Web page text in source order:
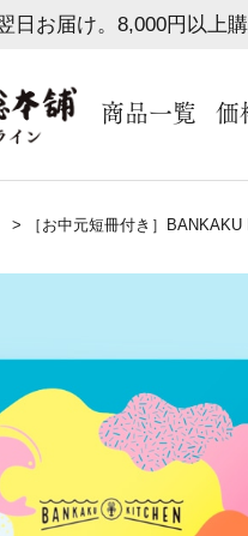
日お届け。8,000円以上購
商品一覧 価
> ［お中元短冊付き］